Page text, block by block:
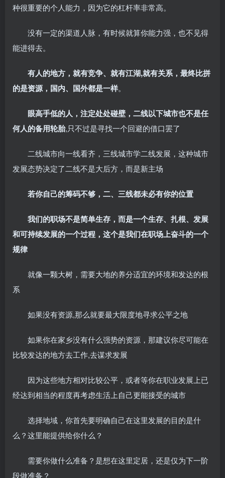
种很重要的个人能力，因为它的杠杆率非常高。
没有一定的渠道人脉，有时候就算你能力强，也不见得
能进得去。
有人的地方，就有竞争、就有江湖,就有关系，最终比拼
的是资源，国内、国外都是一样。
眼高手低的人，注定处处碰壁，二线以下城市也不是任
何人的备用轮胎,只不过是寻找一个回避的借口罢了
二线城市向一线看齐，三线城市学二线发展，这种城市
发展态势决定了二线不是大后方，而是新主场
若你自己的筹码不够，二、三线都未必有你的位置
我们的职场不是简单生存，而是一个生存、扎根、发展
和可持续发展的一个过程，这个是我们在职场上奋斗的一个
规律
就像一颗大树，需要大地的养分适宜的环境和发达的根
系
如果没有资源,那么就要最大限度地寻求公平之地
如果你在家乡没有什么强势的资源，那建议你尽可能在
比较发达的地方去工作,去谋求发展
因为这些地方相对比较公平，或者等你在职业发展上已
经达到相当的程度再考虑生活上自己更能接受的城市
选择地域，你首先要明确自己在这里发展的目的是什
么？这里能提供给你什么？
需要你做什么准备？是想在这里定居，还是仅为下一阶
段做准备？